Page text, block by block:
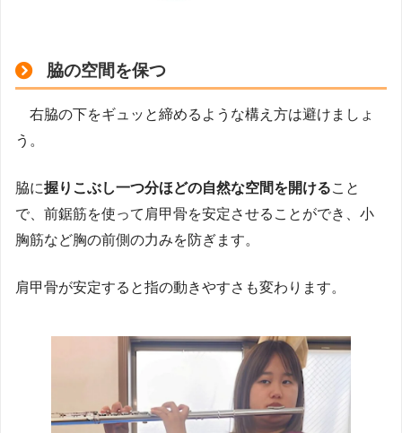
脇の空間を保つ
右脇の下をギュッと締めるような構え方は避けましょ
う。
脇に握りこぶし一つ分ほどの自然な空間を開けること
で、前鋸筋を使って肩甲骨を安定させることができ、小
胸筋など胸の前側の力みを防ぎます。
肩甲骨が安定すると指の動きやすさも変わります。